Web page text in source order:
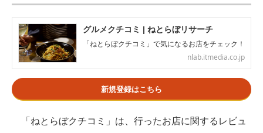
グルメクチコミ | ねとらぼリサーチ
「ねとらぼクチコミ」で気になるお店をチェック！
nlab.itmedia.co.jp
新規登録はこちら
「ねとらぼクチコミ」は、行ったお店に関するレビュ